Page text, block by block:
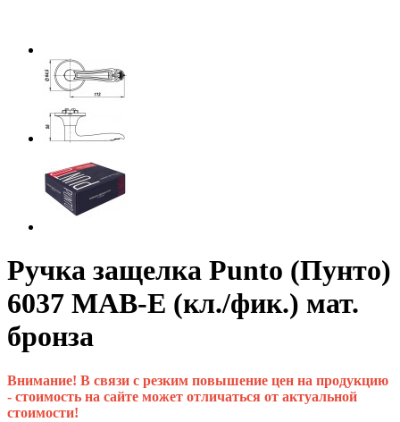
Ручка защелка Punto (Пунто)
6037 MAB-E (кл./фик.) мат.
бронза
Внимание! В связи с резким повышение цен на продукцию
- стоимость на сайте может отличаться от актуальной
стоимости!